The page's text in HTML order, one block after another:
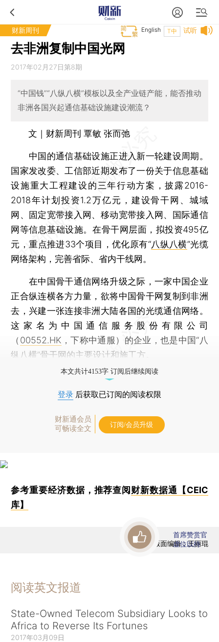
财新周刊 试听
T中
English
去非洲复制中国光网
2017年02月27日第8期
“中国钱”“八纵八横”模板以及全产业链产能，能否推动
非洲各国兴起通信基础设施建设潮流？
文｜财新周刊 覃敏 张而弛
中国的通信基础设施正进入新一轮建设周期。
国家发改委、工信部近期发布了一份关于信息基础
设施重大工程建设的三年行动方案，披露2016-
2018年计划投资1.2万亿元，建设骨干网、城域
网、固定宽带接入网、移动宽带接入网、国际通信
网等信息基础设施。在骨干网层面，拟投资495亿
元，重点推进33个项目，优化原有“八纵八横”光缆
网络架构，完善省际、省内干线网。
在中国骨干通信网络升级之际，一家中国企业
正合纵连横各方力量，欲将中国骨干网复制到非洲
去，兴建一张连接非洲大陆各国的光缆通信网络。
这家名为中国通信服务股份有限公司
（ 00552.HK ，下称中通服）的企业，也是中国“八
纵八横”骨干网的主要设计和施工方。
本文共计4153字 订阅后继续阅读
登录 后获取已订阅的阅读权限
财新通会员
可畅读全文
订阅/会员升级
参考重要经济数据，推荐查阅 财新数据通【CEIC
库】
版面编辑：王丽琨
首席赞赏官
虚位以待
阅读英文报道
State-Owned Telecom Subsidiary Looks to
Africa to Reverse Its Fortunes
2017年03月09日